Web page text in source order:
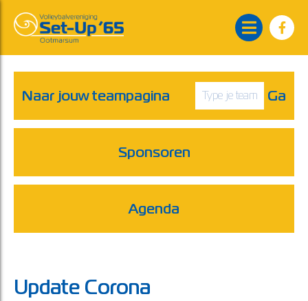
Naar jouw teampagina Ga
Sponsoren
Agenda
Update Corona